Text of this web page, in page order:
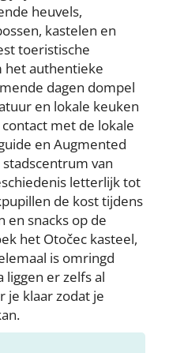
heuvels,
kastelen en
toeristische
het authentieke
dagen dompel
en lokale keuken
met de lokale
en Augmented
van
letterlijk tot
de kost tijdens
en snacks op de
het Otočec kasteel,
is omringd
liggen er zelfs al
je klaar zodat je